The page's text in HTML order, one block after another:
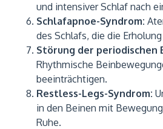
und intensiver Schlaf nach
Schlafapnoe-Syndrom:
des Schlafs, die die
Störung der periodischen
Rhythmische
beeinträchtigen.
Restless-Legs-Syndrom:
in den Beinen mit
Ruhe.